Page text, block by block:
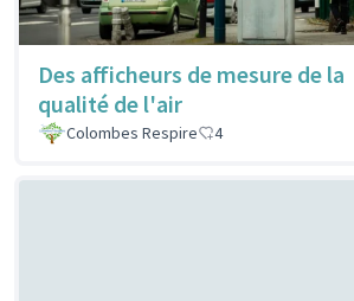
Des afficheurs de mesure de la
qualité de l'air
Colombes Respire 4